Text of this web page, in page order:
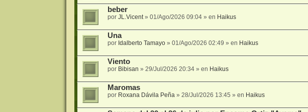
beber
por JL.Vicent» 01/Ago/2026 09:04» en Haikus
Una
por Idalberto Tamayo» 01/Ago/2026 02:49 » en Haikus
Viento
por Bibisan » 29/Jul/2026 20:34» en Haikus
Maromas
por Roxana Dávila Peña » 28/Jul/2026 13:45 » en Haikus